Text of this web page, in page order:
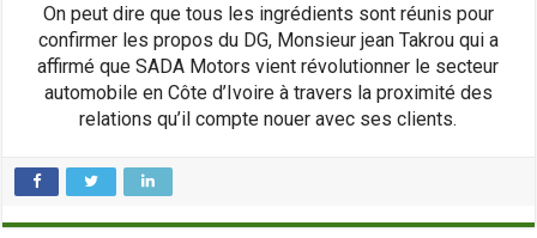
On peut dire que tous les ingrédients sont réunis pour
confirmer les propos du DG, Monsieur jean Takrou qui a
affirmé que SADA Motors vient révolutionner le secteur
automobile en Côte d’Ivoire à travers la proximité des
relations qu’il compte nouer avec ses clients.